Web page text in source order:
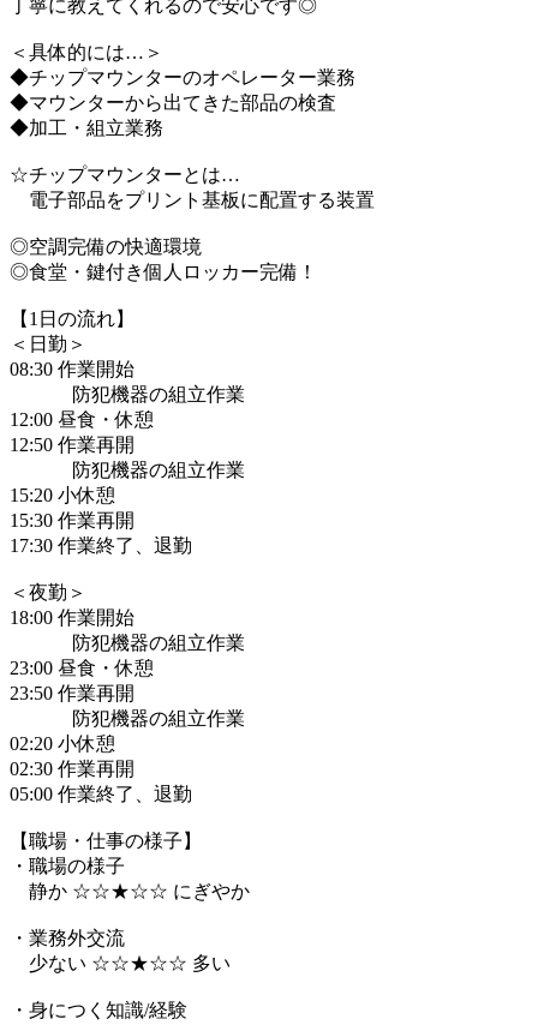
丁寧に教えてくれるので安心です◎
＜具体的には…＞
◆チップマウンターのオペレーター業務
◆マウンターから出てきた部品の検査
◆加工・組立業務
☆チップマウンターとは…
電子部品をプリント基板に配置する装置
◎空調完備の快適環境
◎食堂・鍵付き個人ロッカー完備！
【1日の流れ】
＜日勤＞
08:30 作業開始
防犯機器の組立作業
12:00 昼食・休憩
12:50 作業再開
防犯機器の組立作業
15:20 小休憩
15:30 作業再開
17:30 作業終了、退勤
＜夜勤＞
18:00 作業開始
防犯機器の組立作業
23:00 昼食・休憩
23:50 作業再開
防犯機器の組立作業
02:20 小休憩
02:30 作業再開
05:00 作業終了、退勤
【職場・仕事の様子】
・職場の様子
静か ☆☆★☆☆ にぎやか
・業務外交流
少ない ☆☆★☆☆ 多い
・身につく知識/経験